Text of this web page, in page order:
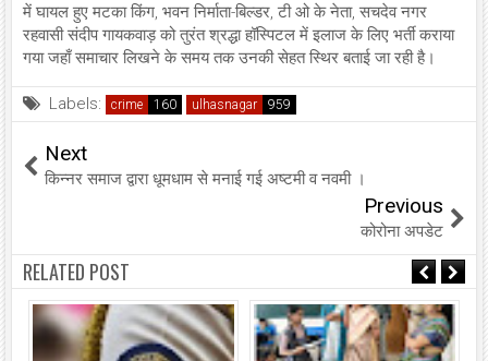
में घायल हुए मटका किंग, भवन निर्माता-बिल्डर, टी ओ के नेता, सचदेव नगर
रहवासी संदीप गायकवाड़ को तुरंत श्रद्धा हॉस्पिटल में इलाज के लिए भर्ती कराया
गया जहाँ समाचार लिखने के समय तक उनकी सेहत स्थिर बताई जा रही है।
Labels: crime ulhasnagar
Next
किन्नर समाज द्वारा धूमधाम से मनाई गई अष्टमी व नवमी ।
Previous
कोरोना अपडेट
RELATED POST